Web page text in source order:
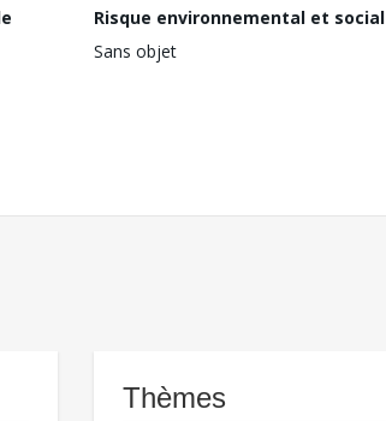
Risque environnemental et social
Sans objet
Thèmes